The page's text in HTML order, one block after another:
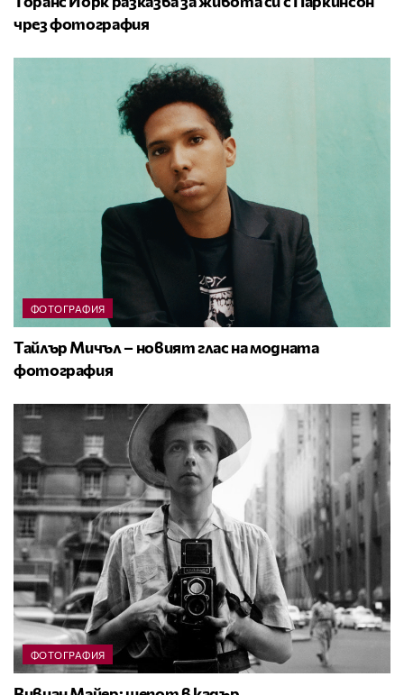
чрез фотография
ФОТОГРАФИЯ
Тайлър Мичъл – новият глас на модната
фотография
ФОТОГРАФИЯ